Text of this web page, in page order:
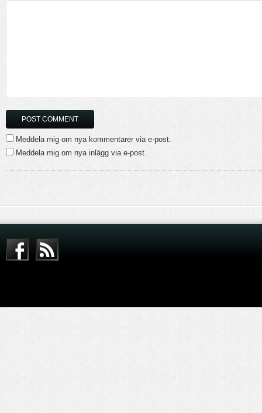
Meddela mig om nya kommentarer via e-post.
Meddela mig om nya inlägg via e-post.